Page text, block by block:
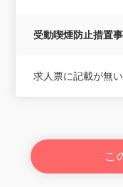
受動喫煙防止措置
求人票に記載が無
こ